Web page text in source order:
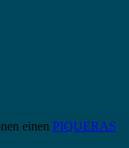
einen PIQUERAS